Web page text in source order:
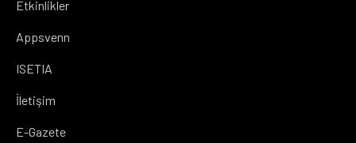
Etkinlikler
Appsvenn
ISETIA
İletişim
E-Gazete